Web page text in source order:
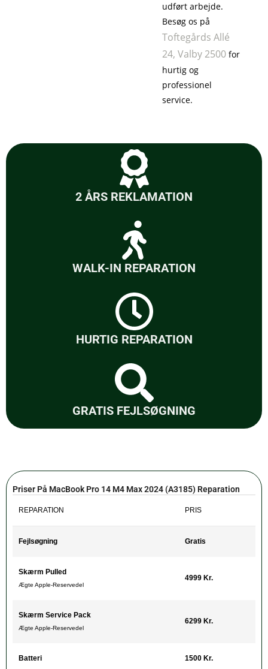
udført arbejde.
Besøg os på
Toftegårds Allé
24, Valby 2500 for
hurtig og
professionel
service.
2 ÅRS REKLAMATION
WALK-IN REPARATION
HURTIG REPARATION
GRATIS FEJLSØGNING
Priser På MacBook Pro 14 M4 Max 2024 (A3185) Reparation
REPARATION PRIS
Fejlsøgning Gratis
Skærm Pulled
Ægte Apple-Reservedel
4999 Kr.
Skærm Service Pack
Ægte Apple-Reservedel
6299 Kr.
Batteri 1500 Kr.